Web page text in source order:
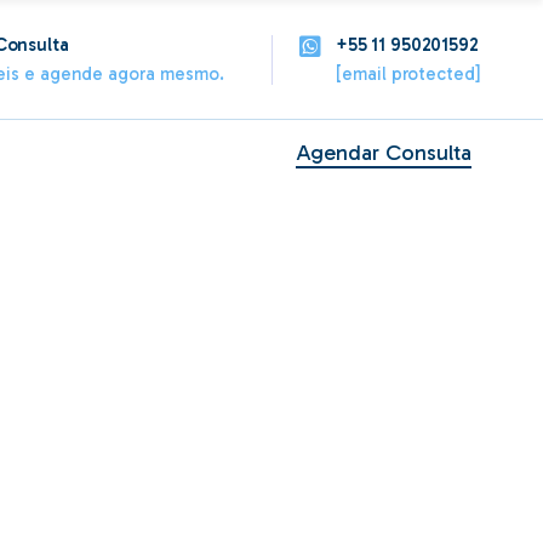
e agende agora mesmo.
+55 11 950201592
[email protected]
Agendar Consulta
Alphaville